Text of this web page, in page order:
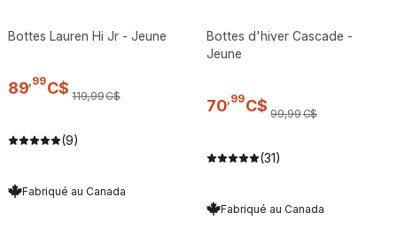
Bottes Lauren Hi Jr - Jeune
89,99C$ 119,99C$
(9)
Fabriqué au Canada
Bottes d'hiver Cascade -
Jeune
70,99C$ 99,99C$
(31)
Fabriqué au Canada